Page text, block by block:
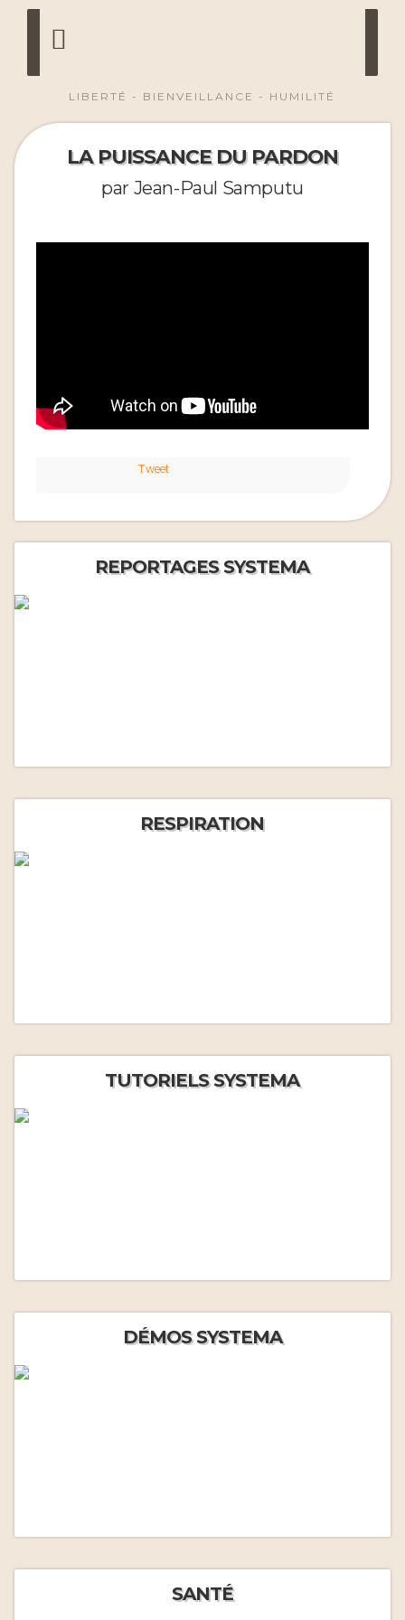
LIBERTÉ - BIENVEILLANCE - HUMILITÉ
LA PUISSANCE DU PARDON
par Jean-Paul Samputu
Tweet
REPORTAGES SYSTEMA
RESPIRATION
TUTORIELS SYSTEMA
DÉMOS SYSTEMA
SANTÉ